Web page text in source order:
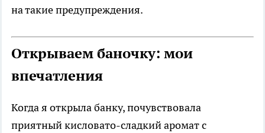
на такие предупреждения.
Открываем баночку: мои
впечатления
Когда я открыла банку, почувствовала
приятный кисловато-сладкий аромат с